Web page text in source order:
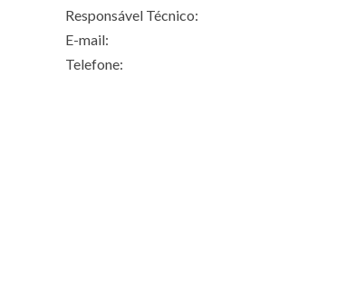
Responsável Técnico:
E-mail:
Telefone: